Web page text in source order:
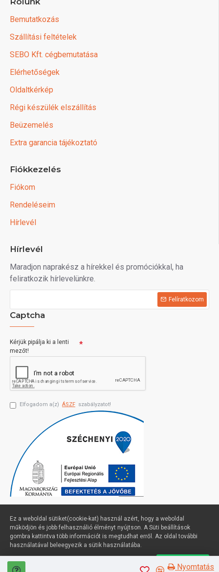
Nyomtatás
Bemutatkozás
Szállítási feltételek
SEBO Kft. cégbemutatása
Elérhetőségek
Oldaltkérkép
Régi készülék elszállítás
Beüzemelés
Extra garancia tájékoztató
Fiókkezelés
Fiókom
Rendeléseim
Hírlevél
Hírlevél
Maradjon naprakész a hírekkel és promóciókkal, ha
feliratkozik hírlevelünkre.
Felíratkozom
Captcha
Kérjük pipálja ki a lenti
mezőt!
Elfogadom a(z) ÁSZF szabályzatot!
Profimuszaki.hu - exPanda ERP
Ez a weboldal sütiket(cookie-kat) használ azért, hogy a weboldal
működjön és jobb felhasználió élményt nyújtson. A Süti beállítások
gombra kattintva több információt is megtudhat erről. Az oldal további
használatával beleegyezik a sütik használatába.
Süti beállítások Elfogadom